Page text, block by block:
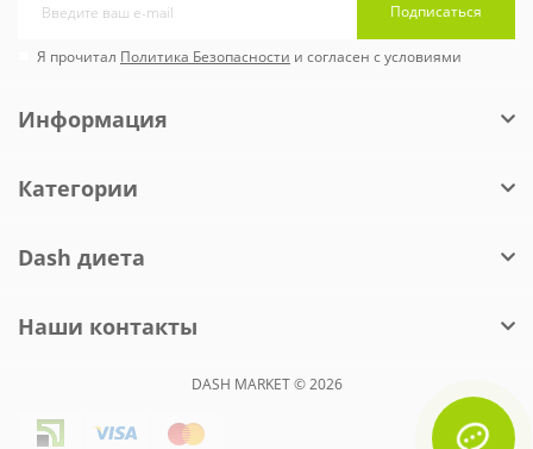
Подписаться
Я прочитал Политика Безопасности и согласен с условиями
Информация
Категории
Dash диета
Наши контакты
DASH MARKET © 2026